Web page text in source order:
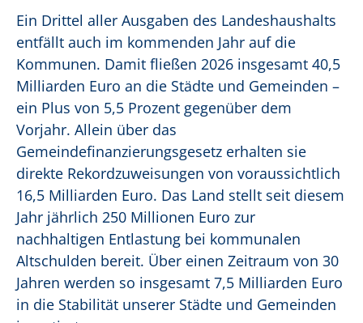
Ein Drittel aller Ausgaben des Landeshaushalts
entfällt auch im kommenden Jahr auf die
Kommunen. Damit fließen 2026 insgesamt 40,5
Milliarden Euro an die Städte und Gemeinden –
ein Plus von 5,5 Prozent gegenüber dem
Vorjahr. Allein über das
Gemeindefinanzierungsgesetz erhalten sie
direkte Rekordzuweisungen von voraussichtlich
16,5 Milliarden Euro. Das Land stellt seit diesem
Jahr jährlich 250 Millionen Euro zur
nachhaltigen Entlastung bei kommunalen
Altschulden bereit. Über einen Zeitraum von 30
Jahren werden so insgesamt 7,5 Milliarden Euro
in die Stabilität unserer Städte und Gemeinden